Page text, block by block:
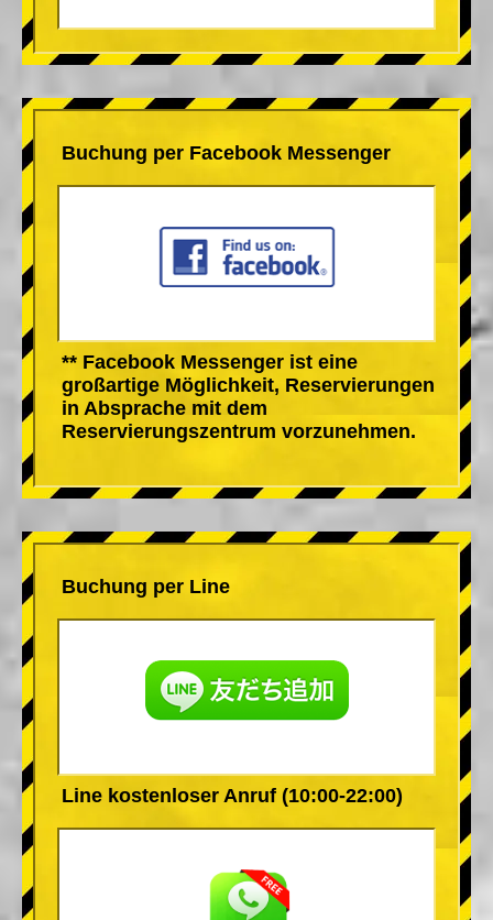
Buchung per Facebook Messenger
** Facebook Messenger ist eine
großartige Möglichkeit, Reservierungen
in Absprache mit dem
Reservierungszentrum vorzunehmen.
Buchung per Line
Line kostenloser Anruf (10:00-22:00)